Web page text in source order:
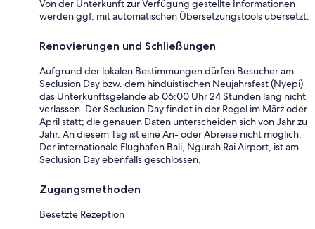
Von der Unterkunft zur Verfügung gestellte Informationen
werden ggf. mit automatischen Übersetzungstools übersetzt.
Renovierungen und Schließungen
Aufgrund der lokalen Bestimmungen dürfen Besucher am
Seclusion Day bzw. dem hinduistischen Neujahrsfest (Nyepi)
das Unterkunftsgelände ab 06:00 Uhr 24 Stunden lang nicht
verlassen. Der Seclusion Day findet in der Regel im März oder
April statt; die genauen Daten unterscheiden sich von Jahr zu
Jahr. An diesem Tag ist eine An- oder Abreise nicht möglich.
Der internationale Flughafen Bali, Ngurah Rai Airport, ist am
Seclusion Day ebenfalls geschlossen.
Zugangsmethoden
Besetzte Rezeption